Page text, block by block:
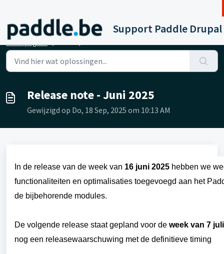
Doorgaan naar hoofdinhoud
Support Paddle Drupal
Startpagina
Release note - Juni 2025
Gewijzigd op Do, 18 Sep, 2025 om 10:13 AM
In de release van de week van 16 juni 2025 hebben we
functionaliteiten en optimalisaties toegevoegd aan het
de bijbehorende modules.
De volgende release staat gepland voor de week van 7
nog een releasewaarschuwing met de definitieve timing